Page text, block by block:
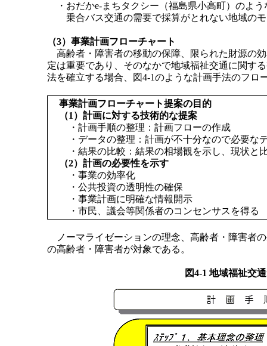
・おだかe-まちタクシー（福島県小高町）のよ
乗合バス交通の需要で採算がとれない地域の
（3）事業計画フローチャート
高齢者・障害者の移動の保障、限られた財源の
定は重要であり、そのなかで地域福祉交通に関す
法を確立する場合、図4-1のような計画手法のフロ
事業計画フローチャート提案の目的
（1）計画に対する技術的な提案
・計画手順の整理：計画フローの作成
・データの整理：計画が不十分なので必要な
・結果の比較：結果の相場観を示し、現状と
（2）計画の必要性を示す
・事業の効率化
・公共投資の透明性の確保
・事業計画に明確な情報開示
・市民、議会等関係者のコンセンサスを得る
ノーマライゼーションの理念、高齢者・障害者
の高齢者・障害者が対象である。
図4-1 地域福祉交